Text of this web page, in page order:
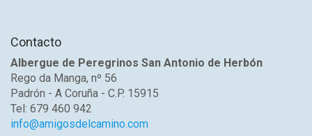
Contacto
Albergue de Peregrinos San Antonio de Herbón
Rego da Manga, nº 56
Padrón - A Coruña - C.P. 15915
Tel: 679 460 942
info@amigosdelcamino.com